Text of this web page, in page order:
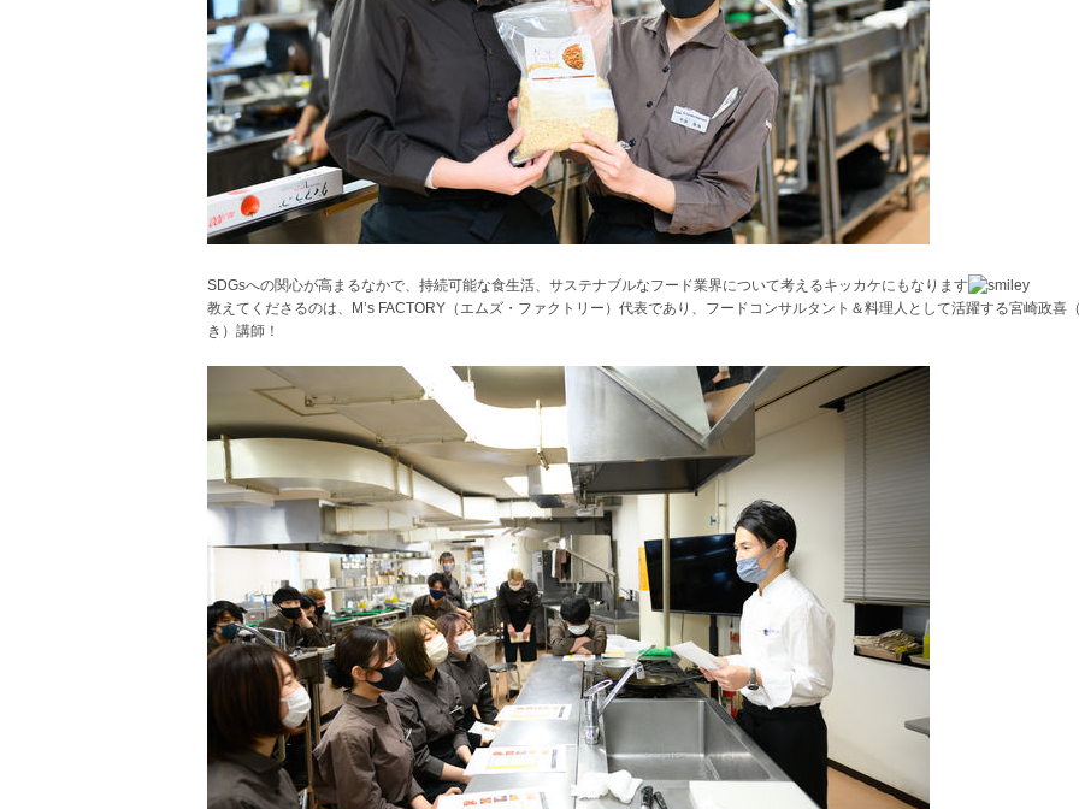
SDGsへの関心が高まるなかで、持続可能な食生活、サステナブルなフード業界について考えるキッカケにもなります
教えてくださるのは、M’s FACTORY（エムズ・ファクトリー）代表であり、フードコンサルタント＆料理人として活躍する宮崎政喜
き）講師！